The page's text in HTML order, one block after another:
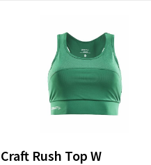
Craft Rush Top W